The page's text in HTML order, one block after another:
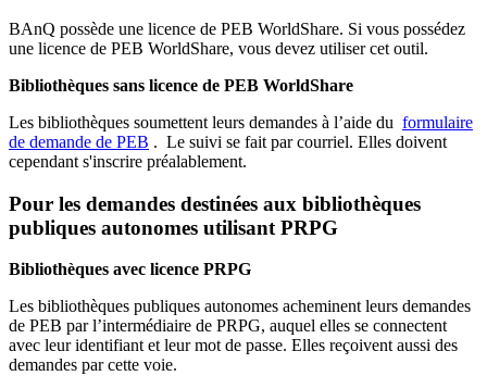
BAnQ possède une licence de PEB WorldShare. Si vous possédez
une licence de PEB WorldShare, vous devez utiliser cet outil.
Bibliothèques sans licence de PEB WorldShare
Les bibliothèques soumettent leurs demandes à l’aide du formulaire
de demande de PEB . Le suivi se fait par courriel. Elles doivent
cependant s'inscrire préalablement.
Pour les demandes destinées aux bibliothèques
publiques autonomes utilisant PRPG
Bibliothèques avec licence PRPG
Les bibliothèques publiques autonomes acheminent leurs demandes
de PEB par l’intermédiaire de PRPG, auquel elles se connectent
avec leur identifiant et leur mot de passe. Elles reçoivent aussi des
demandes par cette voie.